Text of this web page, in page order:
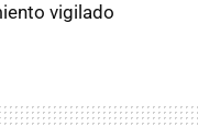
vigilado